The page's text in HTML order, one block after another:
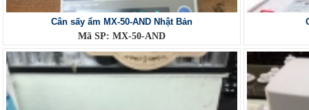
Cân sấy ẩm MX-50-AND Nhật Bản
Mã SP: MX-50-AND